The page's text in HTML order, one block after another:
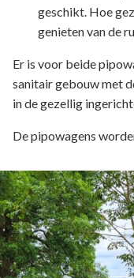
geschikt. Hoe
genieten van de
Er is voor beide
sanitair gebouw met
in de gezellig
De pipowagens